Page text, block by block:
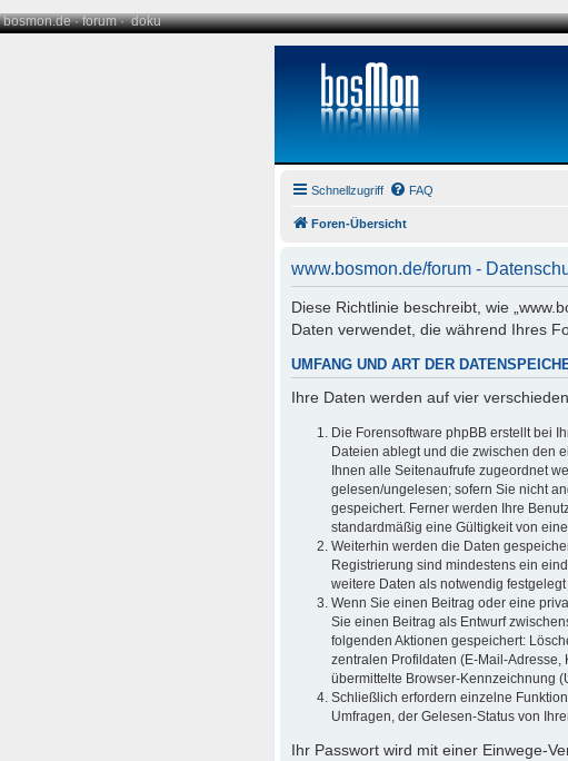
bosmon.de·forum·doku
Schnellzugriff FAQ
Foren-Übersicht
www.bosmon.de/forum -
Diese Richtlinie beschreibt, wie
Daten verwendet, die während Ihres
UMFANG UND ART DER
Ihre Daten werden auf vier
Die Forensoftware phpBB erstellt bei
Dateien ablegt und die zwischen den
Ihnen alle Seitenaufrufe zugeordnet
gelesen/ungelesen; sofern Sie nicht
gespeichert. Ferner werden Ihre
standardmäßig eine Gültigkeit von
Weiterhin werden die Daten
Registrierung sind mindestens ein
weitere Daten als notwendig
Wenn Sie einen Beitrag oder eine
Sie einen Beitrag als Entwurf
folgenden Aktionen gespeichert:
zentralen Profildaten (E-Mail-
übermittelte Browser-Kennzeichnung
Schließlich erfordern einzelne
Umfragen, der Gelesen-Status von
Ihr Passwort wird mit einer Einwege-